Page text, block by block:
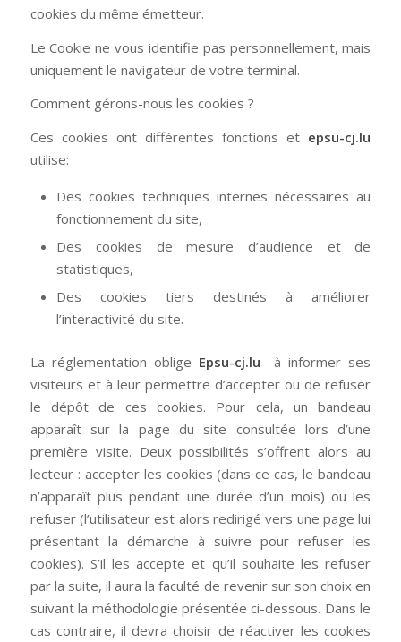
cookies du même émetteur.
Le Cookie ne vous identifie pas personnellement, mais
uniquement le navigateur de votre terminal.
Comment gérons-nous les cookies ?
Ces cookies ont différentes fonctions et epsu-cj.lu
utilise:
Des cookies techniques internes nécessaires au
fonctionnement du site,
Des cookies de mesure d’audience et de
statistiques,
Des cookies tiers destinés à améliorer
l’interactivité du site.
La réglementation oblige Epsu-cj.lu
à informer ses
visiteurs et à leur permettre d’accepter ou de refuser
le dépôt de ces cookies. Pour cela, un bandeau
apparaît sur la page du site consultée lors d’une
première visite. Deux possibilités s’offrent alors au
lecteur : accepter les cookies (dans ce cas, le bandeau
n’apparaît plus pendant une durée d’un mois) ou les
refuser (l’utilisateur est alors redirigé vers une page lui
présentant la démarche à suivre pour refuser les
cookies). S’il les accepte et qu’il souhaite les refuser
par la suite, il aura la faculté de revenir sur son choix en
suivant la méthodologie présentée ci-dessous. Dans le
cas contraire, il devra choisir de réactiver les cookies